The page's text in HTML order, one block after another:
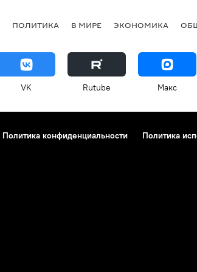
ПОЛИТИКА В МИРЕ ЭКОНОМИКА
VK Rutube Макс
Политика конфиденциальности Политика